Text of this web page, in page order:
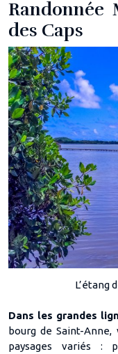
Randonnée
des Caps
L’étang
Dans les grandes
bourg de Saint-
paysages variés :